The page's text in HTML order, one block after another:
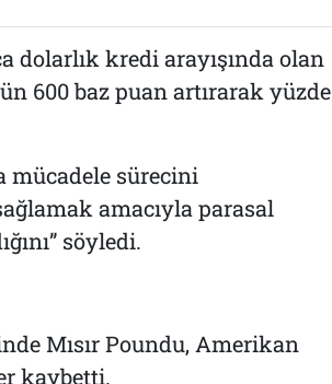
dolarlık kredi arayışında olan
600 baz puan artırarak yüzde
mücadele sürecini
amacıyla parasal
söyledi.
Mısır Poundu, Amerikan
kaybetti.